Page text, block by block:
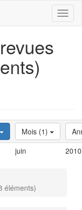
Mois (1)
juin 2010
éléments)